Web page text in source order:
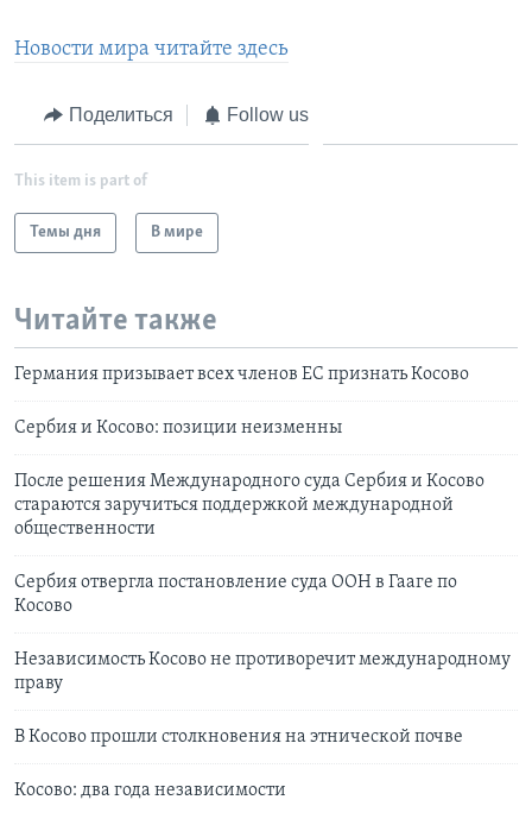
Новости мира читайте здесь
Поделиться Follow us
This item is part of
Темы дня В мире
Читайте также
Германия призывает всех членов ЕС признать Косово
Сербия и Косово: позиции неизменны
После решения Международного суда Сербия и Косово
стараются заручиться поддержкой международной
общественности
Сербия отвергла постановление суда ООН в Гааге по
Косово
Независимость Косово не противоречит международному
праву
В Косово прошли столкновения на этнической почве
Косово: два года независимости